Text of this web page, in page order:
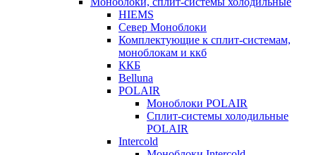
HIEMS
Север Моноблоки
Комплектующие к сплит-системам,
моноблокам и ккб
ККБ
Belluna
POLAIR
Моноблоки POLAIR
Сплит-системы холодильные
POLAIR
Intercold